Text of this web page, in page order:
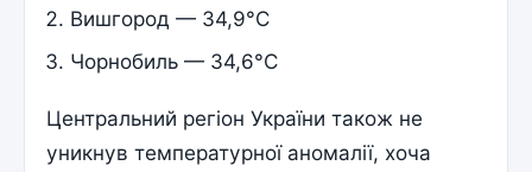
Вишгород — 34,9°C
Чорнобиль — 34,6°C
Центральний регіон України також не
уникнув температурної аномалії, хоча